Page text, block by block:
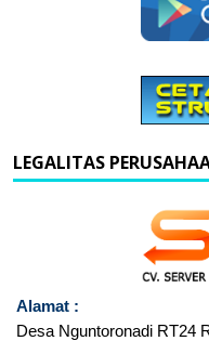
LEGALITAS
Alamat :
Desa Nguntoronadi RT24